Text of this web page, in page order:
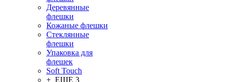
Деревянные
флешки
Кожаные флешки
Стеклянные
флешки
Упаковка для
флешек
Soft Touch
+ ЕЩЕ 3